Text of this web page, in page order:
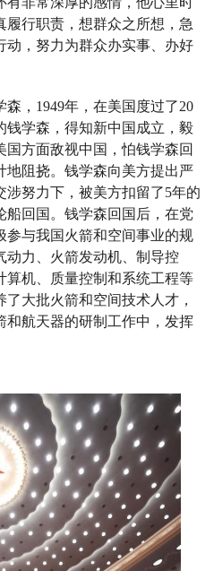
行职责，想群众之所想，急
动，努力为群众办实事、办好
森，1949年，在美国度过了20
钱学森，得知新中国成立，毅
方面敌视中国，怕钱学森回
地阻挠。钱学森向美方提出严
涉努力下，被美方扣留了5年的
船回国。钱学森回国后，在党
参与我国火箭和空间事业的规
动力、火箭发动机、制导控
算机、质量控制和系统工程等
大批火箭和空间技术人才，
和航天器的研制工作中，发挥